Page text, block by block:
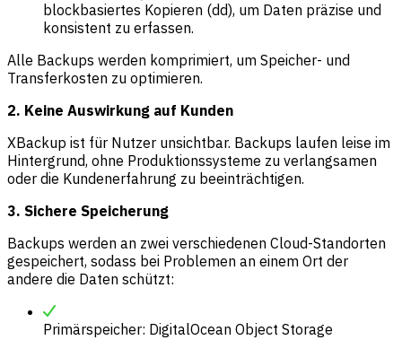
blockbasiertes Kopieren (dd), um Daten präzise und
konsistent zu erfassen.
Alle Backups werden komprimiert, um Speicher- und
Transferkosten zu optimieren.
2. Keine Auswirkung auf Kunden
XBackup ist für Nutzer unsichtbar. Backups laufen leise im
Hintergrund, ohne Produktionssysteme zu verlangsamen
oder die Kundenerfahrung zu beeinträchtigen.
3. Sichere Speicherung
Backups werden an zwei verschiedenen Cloud-Standorten
gespeichert, sodass bei Problemen an einem Ort der
andere die Daten schützt:
Primärspeicher: DigitalOcean Object Storage